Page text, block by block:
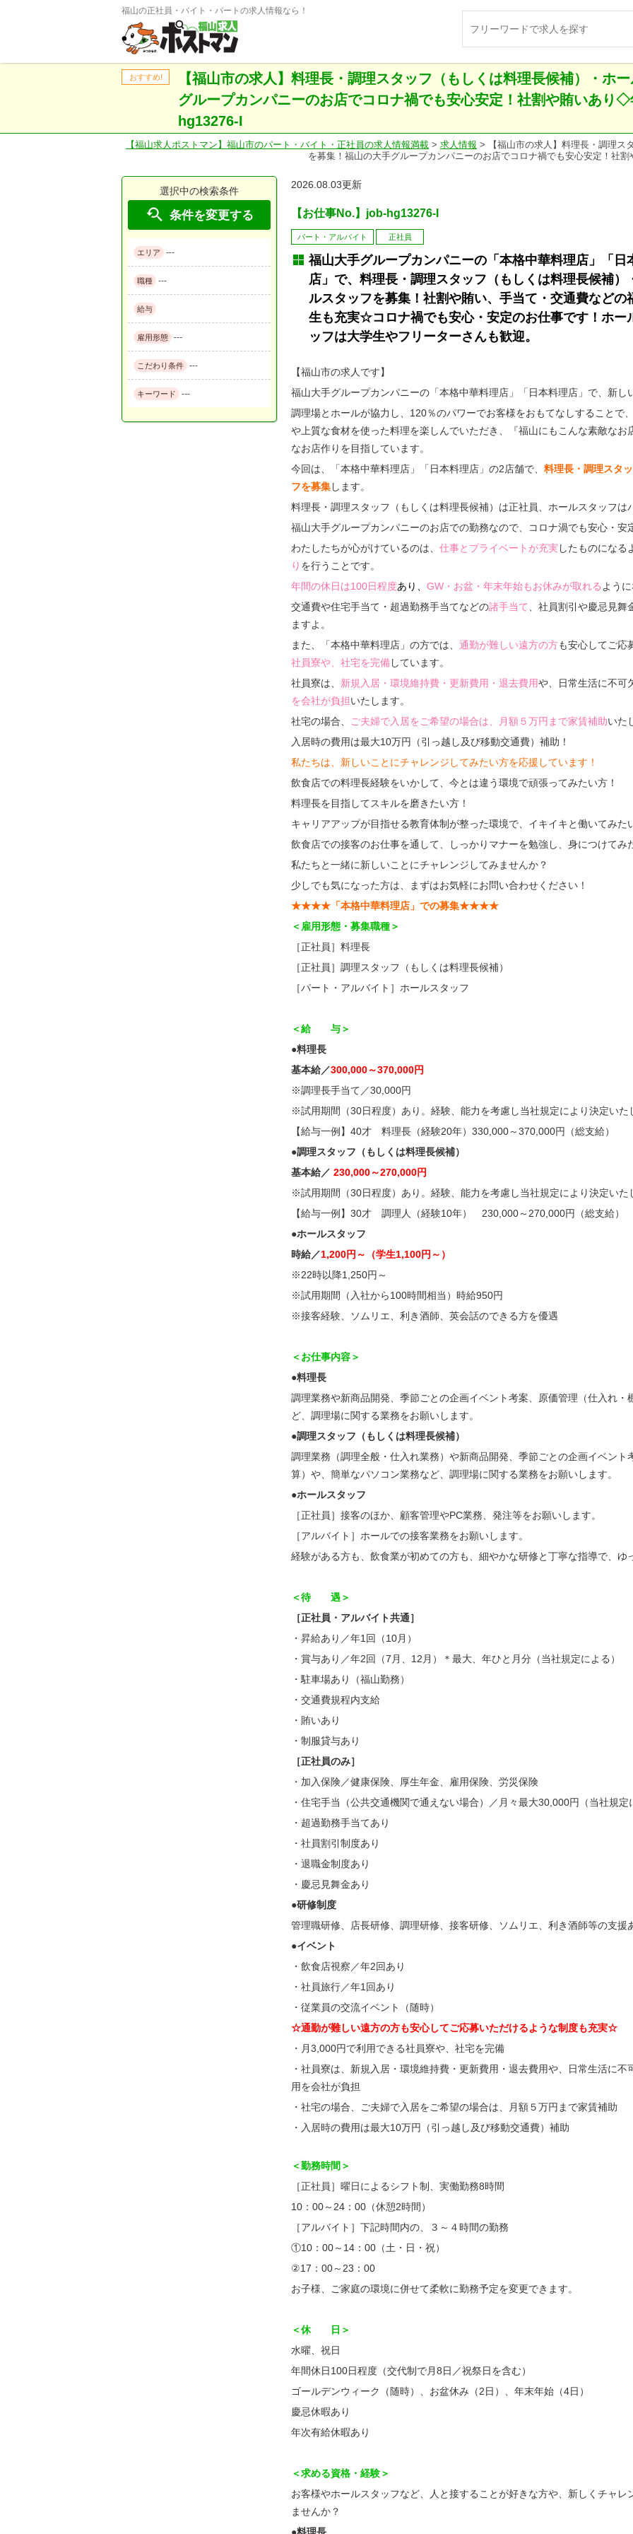
福山の正社員・バイト・パートの求人情報なら！
おすすめ!
【福山市の求人】料理長・調理スタッフ（もしくは料理長候補）・ホ
グループカンパニーのお店でコロナ禍でも安心安定！社割や賄いあ
hg13276-I
【福山求人ポストマン】福山市のパート・バイト・正社員の求人情報満載 > 求人情報 >
【福山市の求人】料理長・調理
を募集！福山の大手グループカンパニーのお店でコロナ禍でも安心安定！社
選択中の検索条件
 条件を変更する
エリア ---
職種 ---
給与
雇用形態 ---
こだわり条件 ---
キーワード ---
2026.08.03更新
【お仕事No.】job-hg13276-I
パート・アルバイト 正社員
福山大手グループカンパニーの「本格中華料理店」「日
店」で、料理長・調理スタッフ（もしくは料理長候補）
ルスタッフを募集！社割や賄い、手当て・交通費などの
生も充実☆コロナ禍でも安心・安定のお仕事です！ホー
ッフは大学生やフリーターさんも歓迎。
【福山市の求人です】
福山大手グループカンパニーの「本格中華料理店」「日本料理店」で、新
調理場とホールが協力し、120％のパワーでお客様をおもてなしすることで
や上質な食材を使った料理を楽しんでいただき、『福山にもこんな素敵な
なお店作りを目指しています。
今回は、「本格中華料理店」「日本料理店」の2店舗で、 料理長・調理スタ
フを募集します。
料理長・調理スタッフ（もしくは料理長候補）は正社員、ホールスタッフは
福山大手グループカンパニーのお店での勤務なので、コロナ渦でも安心・安
わたしたちが心がけているのは、 仕事とプライベートが充実 したものになる
り を行うことです。
年間の休日は100日程度あり、 GW・お盆・年末年始もお休みが取れる よう
交通費や住宅手当て・超過勤務手当てなどの諸手当て
、社員割引や慶忌見舞
ますよ。
また、「本格中華料理店」の方では、 通勤が難しい遠方の方も安心してご応
社員寮や、社宅を完備しています。
社員寮は、 新規入居・環境維持費・更新費用・退去費用や、日常生活に不可
を会社が負担いたします。
社宅の場合、
ご夫婦で入居をご希望の場合は、月額５万円まで家賃補助いた
入居時の費用は最大10万円（引っ越し及び移動交通費）補助！
私たちは、新しいことにチャレンジしてみたい方を応援しています！
飲食店での料理長経験をいかして、今とは違う環境で頑張ってみたい方！
料理長を目指してスキルを磨きたい方！
キャリアアップが目指せる教育体制が整った環境で、イキイキと働いてみた
飲食店での接客のお仕事を通して、しっかりマナーを勉強し、身につけてみ
私たちと一緒に新しいことにチャレンジしてみませんか？
少しでも気になった方は、まずはお気軽にお問い合わせください！
★★★★「本格中華料理店」での募集★★★★
＜雇用形態・募集職種＞
［正社員］料理長
［正社員］調理スタッフ（もしくは料理長候補）
［パート・アルバイト］ホールスタッフ
＜給 与＞
●料理長
基本給／300,000～370,000円
※調理長手当て／30,000円
※試用期間（30日程度）あり。経験、能力を考慮し当社規定により決定いた
【給与一例】40才 料理長（経験20年）330,000～370,000円（総支給）
●調理スタッフ（もしくは料理長候補）
基本給／ 230,000～270,000円
※試用期間（30日程度）あり。経験、能力を考慮し当社規定により決定いた
【給与一例】30才 調理人（経験10年） 230,000～270,000円（総支給）
●ホールスタッフ
時給／1,200円～（学生1,100円～）
※22時以降1,250円～
※試用期間（入社から100時間相当）時給950円
※接客経験、ソムリエ、利き酒師、英会話のできる方を優遇
＜お仕事内容＞
●料理長
調理業務や新商品開発、季節ごとの企画イベント考案、原価管理（仕入れ
ど、調理場に関する業務をお願いします。
●調理スタッフ（もしくは料理長候補）
調理業務（調理全般・仕入れ業務）や新商品開発、季節ごとの企画イベン
算）や、簡単なパソコン業務など、調理場に関する業務をお願いします。
●ホールスタッフ
［正社員］接客のほか、顧客管理やPC業務、発注等をお願いします。
［アルバイト］ホールでの接客業務をお願いします。
経験がある方も、飲食業が初めての方も、細やかな研修と丁寧な指導で、
＜待 遇＞
［正社員・アルバイト共通］
・昇給あり／年1回（10月）
・賞与あり／年2回（7月、12月）＊最大、年ひと月分（当社規定による）
・駐車場あり（福山勤務）
・交通費規程内支給
・賄いあり
・制服貸与あり
［正社員のみ］
・加入保険／健康保険、厚生年金、雇用保険、労災保険
・住宅手当（公共交通機関で通えない場合）／月々最大30,000円（当社規定
・超過勤務手当てあり
・社員割引制度あり
・退職金制度あり
・慶忌見舞金あり
●研修制度
管理職研修、店長研修、調理研修、接客研修、ソムリエ、利き酒師等の支援
●イベント
・飲食店視察／年2回あり
・社員旅行／年1回あり
・従業員の交流イベント（随時）
☆通勤が難しい遠方の方も安心してご応募いただけるような制度も充実☆
・月3,000円で利用できる社員寮や、社宅を完備
・社員寮は、新規入居・環境維持費・更新費用・退去費用や、日常生活に
用を会社が負担
・社宅の場合、ご夫婦で入居をご希望の場合は、月額５万円まで家賃補助
・入居時の費用は最大10万円（引っ越し及び移動交通費）補助
＜勤務時間＞
［正社員］曜日によるシフト制、実働勤務8時間
10：00～24：00（休憩2時間）
［アルバイト］下記時間内の、３～４時間の勤務
①10：00～14：00（土・日・祝）
②17：00～23：00
お子様、ご家庭の環境に併せて柔軟に勤務予定を変更できます。
＜休 日＞
水曜、祝日
年間休日100日程度（交代制で月8日／祝祭日を含む）
ゴールデンウィーク（随時）、お盆休み（2日）、年末年始（4日）
慶忌休暇あり
年次有給休暇あり
＜求める資格・経験＞
お客様やホールスタッフなど、人と接することが好きな方や、新しくチャ
ませんか？